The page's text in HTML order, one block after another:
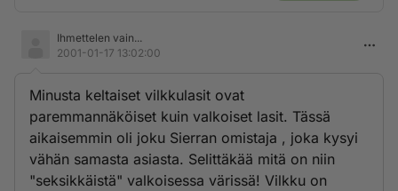
Ihmettelen vain...
2001-01-17 13:02:00
Minusta keltaiset vilkkulasit ovat
paremmannäköiset kuin valkoiset lasit. Tässä
aikaisemmin oli joku Sierran omistaja , joka kysyi
vähän samasta asiasta. Selittäkää mitä on niin
"seksikkäistä" valkoisessa värissä! Vilkku on